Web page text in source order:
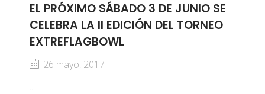
EL PRÓXIMO SÁBADO 3 DE JUNIO SE
CELEBRA LA II EDICIÓN DEL TORNEO
EXTREFLAGBOWL
26 mayo, 2017
...